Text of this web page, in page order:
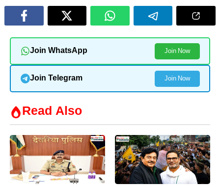
Join WhatsApp Join Now
Join Telegram Join Now
Read Also